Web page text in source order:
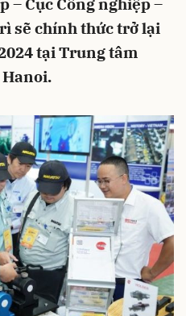
– Cục Công nghiệp –
sẽ chính thức trở lại
tại Trung tâm